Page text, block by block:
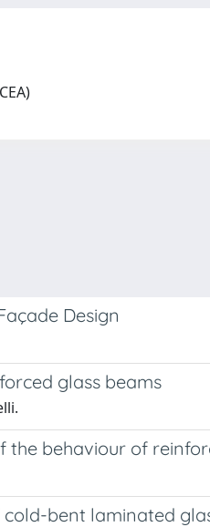
Design
glass beams
behaviour of
bent laminated